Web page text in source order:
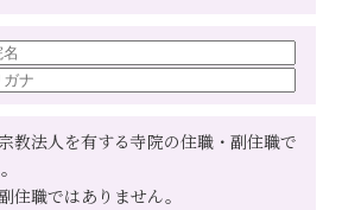
教法人を有する寺院の住職・副住職で
住職ではありません。